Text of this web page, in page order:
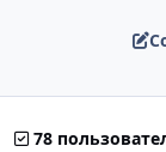
78